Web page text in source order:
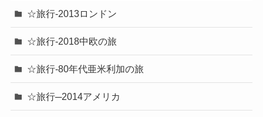
☆旅行-2013ロンドン
☆旅行-2018中欧の旅
☆旅行-80年代亜米利加の旅
☆旅行─2014アメリカ